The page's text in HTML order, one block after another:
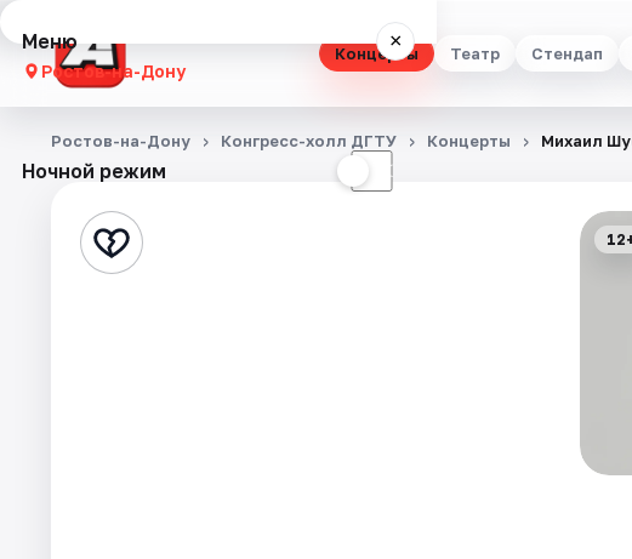
Концерты Театр Стендап
Меню ×
Ростов-на-Дону
Концерты
Стендап
Ночной режим ☾
Ростов-на-Дону Конгресс-холл ДГТУ Концерты Михаил